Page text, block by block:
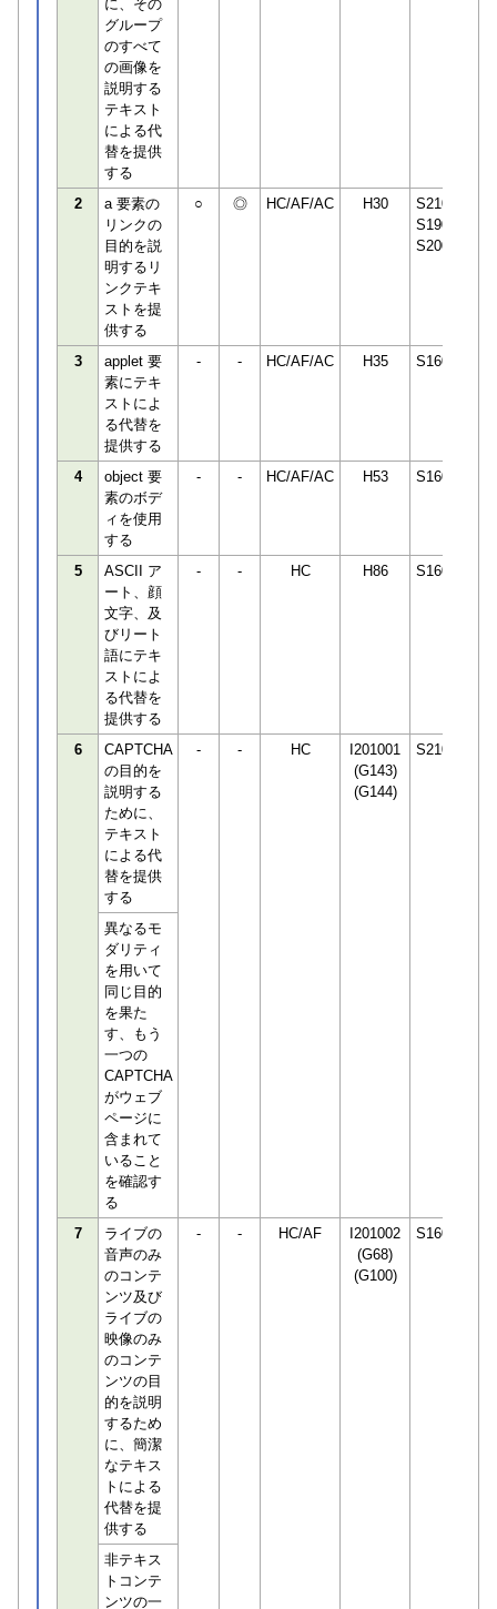
に、その
グループ
のすべて
の画像を
説明する
テキスト
による代
替を提供
する
2
a 要素の
リンクの
目的を説
明するリ
ンクテキ
ストを提
供する
○ ◎ HC/AF/AC H30
S210649
S190457
S200544
3
applet 要
素にテキ
ストによ
る代替を
提供する
- - HC/AF/AC H35 S160240
4
object 要
素のボデ
ィを使用
する
- - HC/AF/AC H53 S160240
5
ASCII ア
ート、顔
文字、及
びリート
語にテキ
ストによ
る代替を
提供する
- - HC H86 S160240
6
CAPTCHA
の目的を
説明する
ために、
テキスト
による代
替を提供
する
- - HC
I201001
(G143)
(G144)
S210650
異なるモ
ダリティ
を用いて
同じ目的
を果た
す、もう
一つの
CAPTCHA
がウェブ
ページに
含まれて
いること
を確認す
る
7
ライブの
音声のみ
のコンテ
ンツ及び
ライブの
映像のみ
のコンテ
ンツの目
的を説明
するため
に、簡潔
なテキス
トによる
代替を提
供する
- - HC/AF
I201002
(G68)
(G100)
S160240
非テキス
トコンテ
ンツの一